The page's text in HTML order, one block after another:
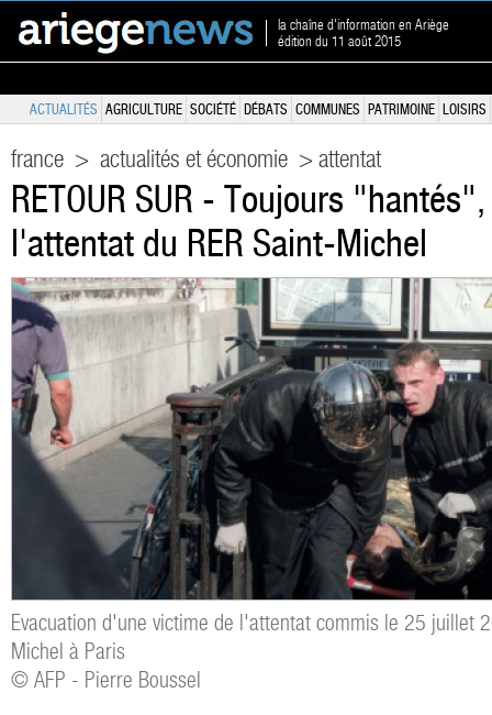
la chaîne d'information en Ariège
édition du 11 août 2015
ACTUALITÉS AGRICULTURE SOCIÉTÉ DÉBATS COMMUNES PATRIMOINE LOISIRS
france > actualités et économie > attentat
RETOUR SUR - Toujours
l'attentat du RER Saint-Michel
Evacuation d'une victime de l'attentat commis le 25 juillet
Michel à Paris
© AFP - Pierre Boussel